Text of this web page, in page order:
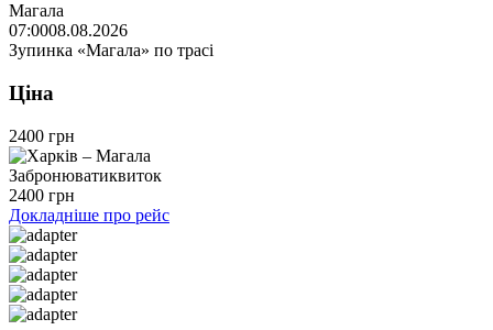
Магала
07:0008.08.2026
Зупинка «Магала» по трасі
Ціна
2400 грн
Забронюватиквиток
2400 грн
Докладніше про рейс